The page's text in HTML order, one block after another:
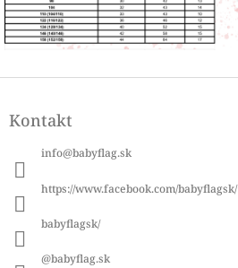
pKontakt
info@babyflag.sk
https://www.facebook.com/babyflagsk/
babyflagsk/
@babyflag.sk